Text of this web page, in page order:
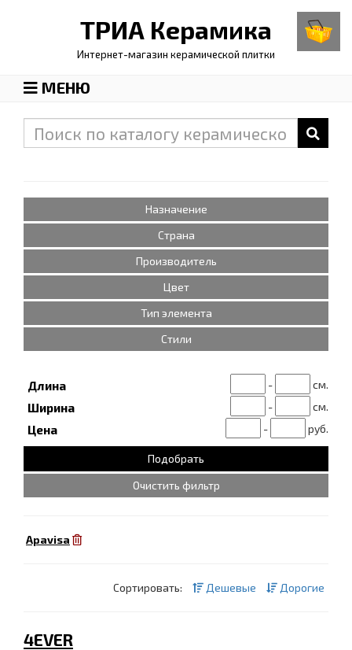
ТРИА Керамика
Интернет-магазин керамической плитки
МЕНЮ
Назначение
Страна
Производитель
Цвет
Тип элемента
Стили
Длина - см.
Ширина - см.
Цена - руб.
Очистить фильтр
Apavisa
Сортировать: Дешевые Дорогие
4EVER